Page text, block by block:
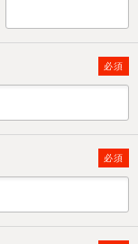
必須
必須